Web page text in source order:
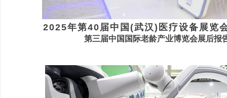
2025年第40届中国(武汉) 医疗设备展览
第三届中国国际老龄产业博览会展后报